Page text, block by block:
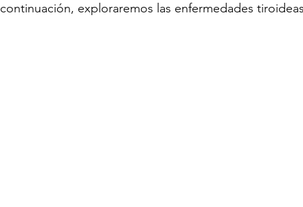
continuación, exploraremos las enfermedades